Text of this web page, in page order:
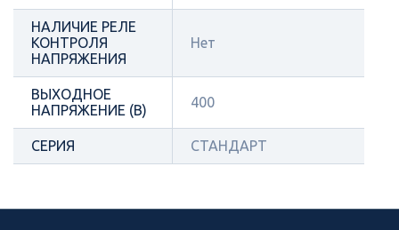
НАЛИЧИЕ РЕЛЕ
КОНТРОЛЯ
НАПРЯЖЕНИЯ
Нет
ВЫХОДНОЕ
НАПРЯЖЕНИЕ (В)
400
СЕРИЯ СТАНДАРТ